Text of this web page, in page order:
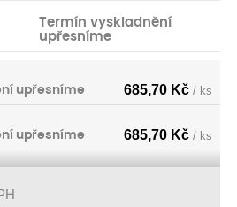
Termín vyskladnění
upřesníme
upřesníme
685,70 Kč / ks
upřesníme
685,70 Kč / ks